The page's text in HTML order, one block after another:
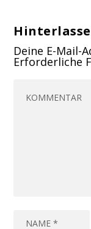
Deine E-Mail-
Erforderliche